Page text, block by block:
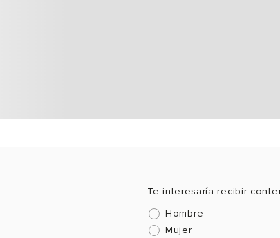
Te interesaría recibir
Hombre
Mujer